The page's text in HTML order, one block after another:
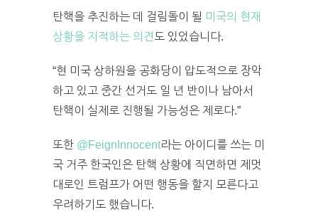
탄핵을 추진하는 데 걸림돌이 될 미국의 현재
상황을 지적하는 의견도 있었습니다.
“현 미국 상하원을 공화당이 압도적으로 장악
하고 있고 중간 선거도 일 년 반이나 남아서
탄핵이 실제로 진행될 가능성은 제로다.”
또한 @FeignInnocent라는 아이디를 쓰는 미
국 거주 한국인은 탄핵 상황에 직면하면 제멋
대로인 트럼프가 어떤 행동을 할지 모른다고
우려하기도 했습니다.